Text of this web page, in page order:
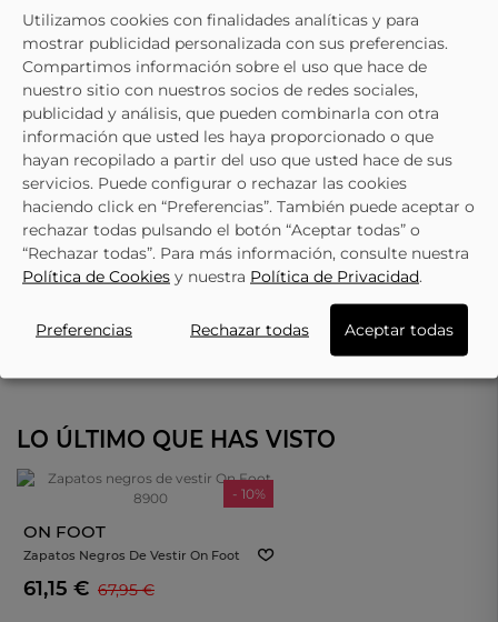
LO ÚLTIMO QUE HAS VISTO
- 10%
ON FOOT
Zapatos Negros De Vestir On Foot
8900
61,15 € 67,95 €
Utilizamos cookies con finalidades analíticas y para
mostrar publicidad personalizada con sus preferencias.
Compartimos información sobre el uso que hace de
nuestro sitio con nuestros socios de redes sociales,
publicidad y análisis, que pueden combinarla con otra
información que usted les haya proporcionado o que
hayan recopilado a partir del uso que usted hace de sus
servicios. Puede configurar o rechazar las cookies
haciendo click en “Preferencias”. También puede aceptar o
rechazar todas pulsando el botón “Aceptar todas” o
“Rechazar todas”. Para más información, consulte nuestra
Política de Cookies y nuestra Política de Privacidad.
Preferencias Rechazar todas Aceptar todas